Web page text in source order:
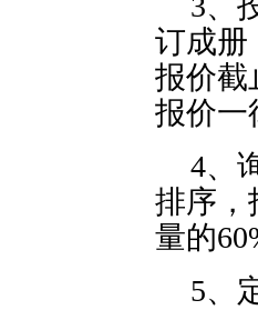
订成册
报价截
报价一
4、
排序，
量的
5、